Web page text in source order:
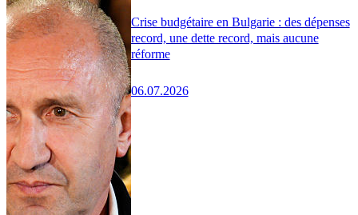
Crise budgétaire en Bulgarie : des dépenses
record, une dette record, mais aucune
réforme
06.07.2026